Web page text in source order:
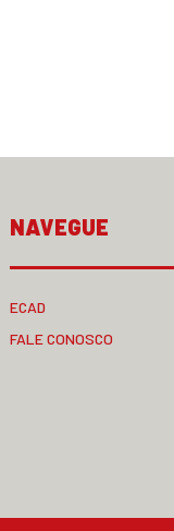
NAVEGUE
ECAD
FALE CONOSCO